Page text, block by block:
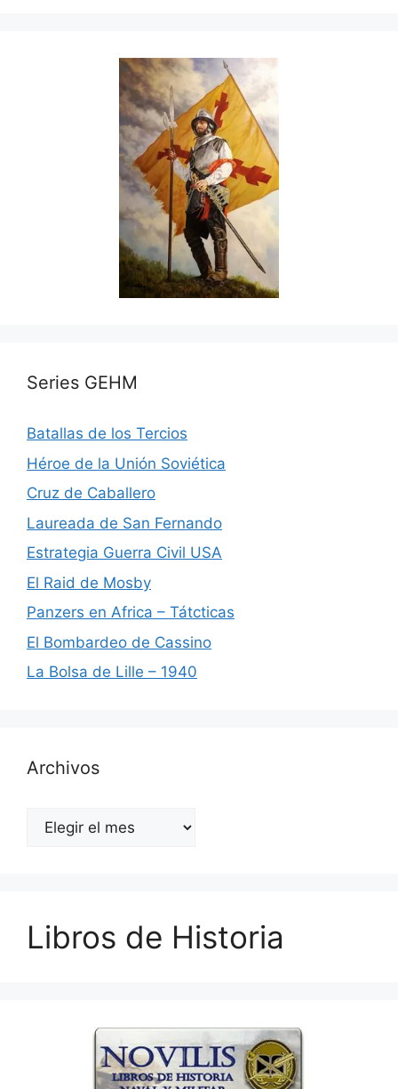
Series GEHM
Batallas de los Tercios
Héroe de la Unión Soviética
Cruz de Caballero
Laureada de San Fernando
Estrategia Guerra Civil USA
El Raid de Mosby
Panzers en Africa – Tátcticas
El Bombardeo de Cassino
La Bolsa de Lille – 1940
Archivos
Archivos
Libros de Historia